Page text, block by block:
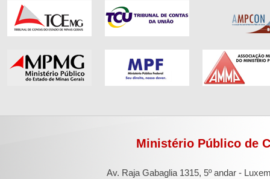
Ministério Público de
Av. Raja Gabaglia 1315, 5º andar -